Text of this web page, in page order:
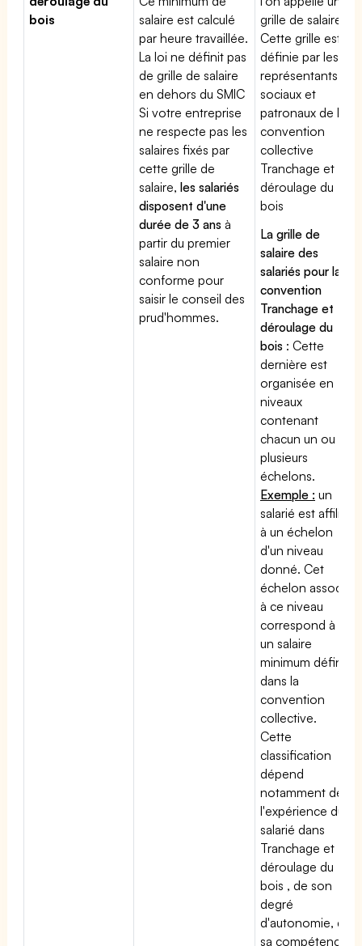
bois
salaire est calculé
par heure travaillée.
La loi ne définit pas
de grille de salaire
en dehors du SMIC
Si votre entreprise
ne respecte pas les
salaires fixés par
cette grille de
salaire,les salariés
disposent d'une
durée de 3 ans à
partir du premier
salaire non
conforme pour
saisir le conseil des
prud'hommes.
grille de salaires.
Cette grille est
définie par les
représentants
sociaux et
patronaux de la
convention
collective
Tranchage et
déroulage du
bois
La grille de
salaire des
salariés pour la
convention
Tranchage et
déroulage du
bois : Cette
dernière est
organisée en
niveaux
contenant
chacun un ou
plusieurs
échelons.
Exemple : un
salarié est affilié
à un échelon
d'un niveau
donné. Cet
échelon associé
à ce niveau
correspond à
un salaire
minimum défini
dans la
convention
collective.
Cette
classification
dépend
notamment de
l'expérience du
salarié dans
Tranchage et
déroulage du
bois , de son
degré
d'autonomie, de
sa compétence